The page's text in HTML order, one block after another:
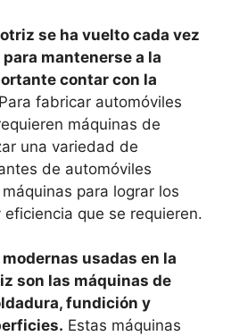
se ha vuelto cada vez
mantenerse a la
contar con la
Para fabricar automóviles
máquinas de
una variedad de
de automóviles
para lograr los
que se requieren.
usadas en la
son las máquinas de
fundición y
Estas máquinas